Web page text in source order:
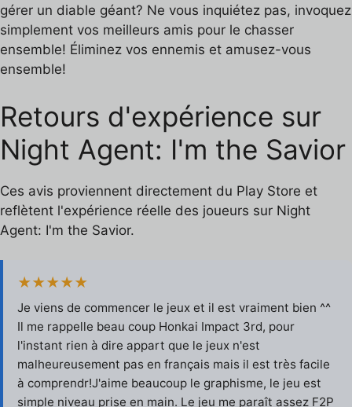
gérer un diable géant? Ne vous inquiétez pas, invoquez
simplement vos meilleurs amis pour le chasser
ensemble! Éliminez vos ennemis et amusez-vous
ensemble!
Retours d'expérience sur
Night Agent: I'm the Savior
Ces avis proviennent directement du Play Store et
reflètent l'expérience réelle des joueurs sur Night
Agent: I'm the Savior.
★★★★★
Je viens de commencer le jeux et il est vraiment bien ^^
Il me rappelle beau coup Honkai Impact 3rd, pour
l'instant rien à dire appart que le jeux n'est
malheureusement pas en français mais il est très facile
à comprendr!J'aime beaucoup le graphisme, le jeu est
simple niveau prise en main. Le jeu me paraît assez F2P